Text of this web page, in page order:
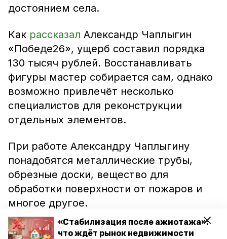
«Стабилизация после ажиотажа»:
что ждёт рынок недвижимости
достоянием села.
Как рассказал Александр Чаплыгин
«Победе26», ущерб составил порядка
130 тысяч рублей. Восстанавливать
фигуры мастер собирается сам, однако
возможно привлечёт несколько
специалистов для реконструкции
отдельных элементов.
При работе Александру Чаплыгину
понадобятся металлические трубы,
обрезные доски, вещество для
обработки поверхности от пожаров и
многое другое.
«Все скульптуры я создал сам. Пока